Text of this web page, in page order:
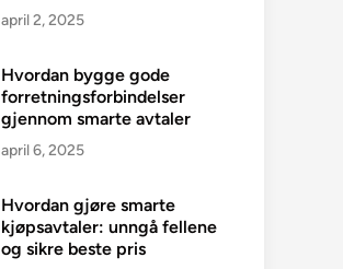
april 2, 2025
Hvordan bygge gode
forretningsforbindelser
gjennom smarte avtaler
april 6, 2025
Hvordan gjøre smarte
kjøpsavtaler: unngå fellene
og sikre beste pris